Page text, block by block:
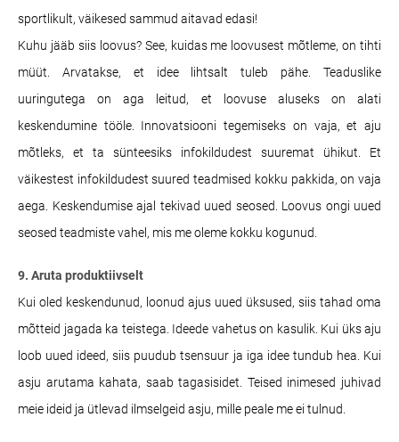
sportlikult, väikesed sammud aitavad edasi!
Kuhu jääb siis loovus? See, kuidas me loovusest mõtleme, on tihti
müüt. Arvatakse, et idee lihtsalt tuleb pähe. Teaduslike
uuringutega on aga leitud, et loovuse aluseks on alati
keskendumine tööle. Innovatsiooni tegemiseks on vaja, et aju
mõtleks, et ta sünteesiks infokildudest suuremat ühikut. Et
väikestest infokildudest suured teadmised kokku pakkida, on vaja
aega. Keskendumise ajal tekivad uued seosed. Loovus ongi uued
seosed teadmiste vahel, mis me oleme kokku kogunud.
9. Aruta produktiivselt
Kui oled keskendunud, loonud ajus uued üksused, siis tahad oma
mõtteid jagada ka teistega. Ideede vahetus on kasulik. Kui üks aju
loob uued ideed, siis puudub tsensuur ja iga idee tundub hea. Kui
asju arutama kahata, saab tagasisidet. Teised inimesed juhivad
meie ideid ja ütlevad ilmselgeid asju, mille peale me ei tulnud.